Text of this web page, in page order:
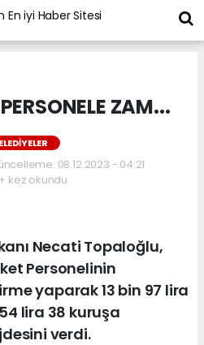
ZAM...
08.12.2023 - 04:21
kez okundu.
Necati Topaloğlu,
Personelinin
yaparak 13 bin 97 lira
lira 38 kuruşa
verdi.